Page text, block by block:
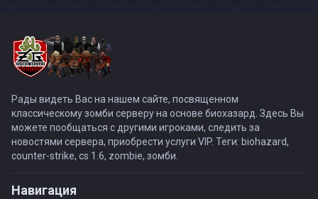
Рады видеть Вас на нашем сайте, посвященном
классическому зомби серверу на основе биохазард. Здесь Вы
можете пообщаться с другими игроками, следить за
новостями сервера, приобрести услуги VIP. Теги: biohazard,
counter-strike, cs 1.6, zombie, зомби.
Навигация